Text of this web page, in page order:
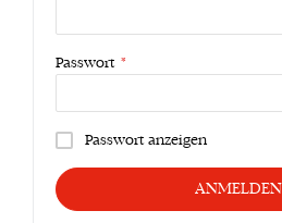
Passwort
Passwort anzeigen
ANMELDEN